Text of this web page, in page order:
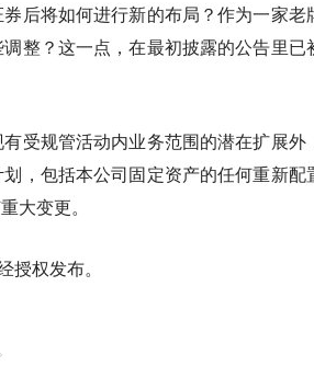
后将如何进行新的布局？作为一家老
整？这一点，在最初披露的公告里已
受规管活动内业务范围的潜在扩展外
，包括本公司固定资产的任何重新配
大变更。
授权发布。